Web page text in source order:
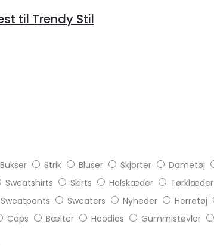
til Trendy Stil
Bukser Strik Bluser Skjorter Dametøj
Sweatshirts Skirts Halskæder Tørklæder
Sweatpants Sweaters Nyheder Herretøj
Caps Bælter Hoodies Gummistøvler